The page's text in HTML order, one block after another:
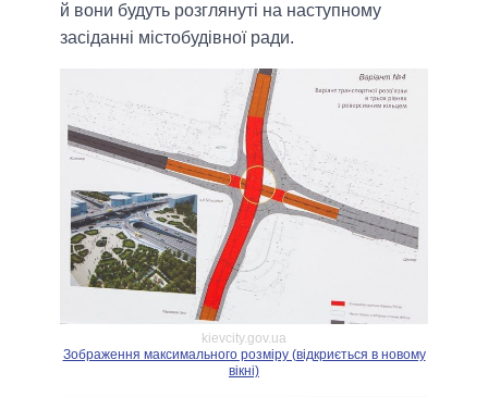
й вони будуть розглянуті на наступному
засіданні містобудівної ради.
kievcity.gov.ua
Зображення максимального розміру (відкриється в новому
вікні)